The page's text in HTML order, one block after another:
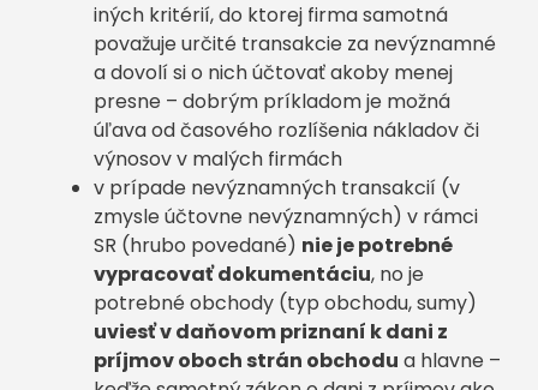
iných kritérií, do ktorej firma samotná
považuje určité transakcie za nevýznamné
a dovolí si o nich účtovať akoby menej
presne – dobrým príkladom je možná
úľava od časového rozlíšenia nákladov či
výnosov v malých firmách
v prípade nevýznamných transakcií (v
zmysle účtovne nevýznamných) v rámci
SR (hrubo povedané) nie je potrebné
vypracovať dokumentáciu, no je
potrebné obchody (typ obchodu, sumy)
uviesť v daňovom priznaní k dani z
príjmov oboch strán obchodu a hlavne –